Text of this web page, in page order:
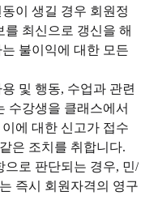
이 생길 경우 회원정
를 최신으로 갱신을 해
불이익에 대한 모든
및 행동, 수업과 관련
수강생을 클래스에서
에 대한 신고가 접수
은 조치를 취합니다.
으로 판단되는 경우, 민/
즉시 회원자격의 영구